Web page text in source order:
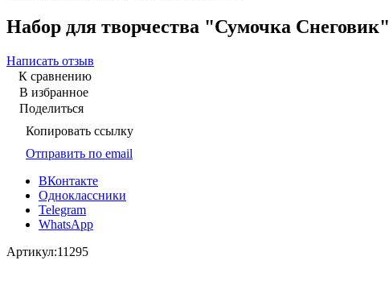
Набор для творчества "Сумочка Снеговик"
Написать отзыв
К сравнению
В избранное
Поделиться
Копировать ссылку
Отправить по email
ВКонтакте
Одноклассники
Telegram
WhatsApp
Артикул:11295